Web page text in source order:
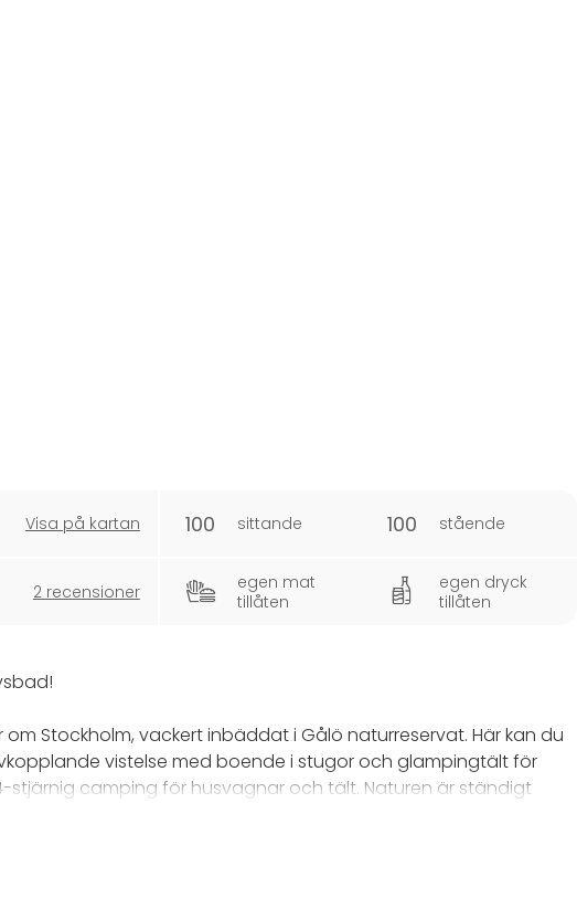
Visa på kartan
2 recensioner
100 sittande 100 stående
egen mat
tillåten
egen dryck
tillåten
Stockholm, vackert inbäddat i Gålö naturreservat. Här kan du
vistelse med boende i stugor och glampingtält för
stjärnig camping för husvagnar och tält. Naturen är ständigt
vandringsleder precis runt hörnet. Hos oss kan du anordna allt
till effektiva konferenser och kickoffer.